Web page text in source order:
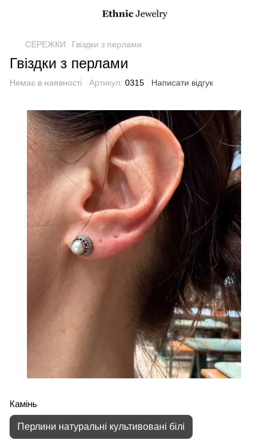
СЕРЕЖКИ Гвіздки з перлами
Гвіздки з перлами
Немає в наявності Артикул: 0315 Написати відгук
Камінь
Перлини натуральні культивовані білі